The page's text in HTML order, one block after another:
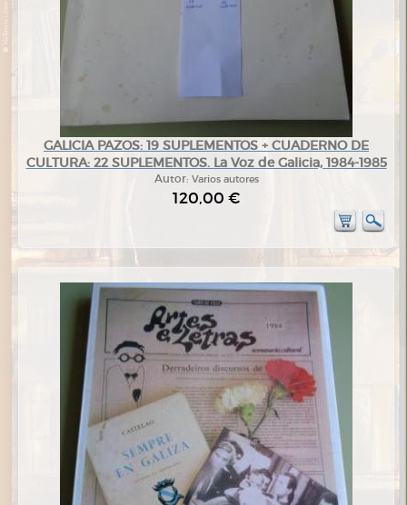
GALICIA PAZOS: 19 SUPLEMENTOS + CUADERNO DE
CULTURA: 22 SUPLEMENTOS. La Voz de Galicia, 1984-1985
Autor: Varios autores
120,00 €